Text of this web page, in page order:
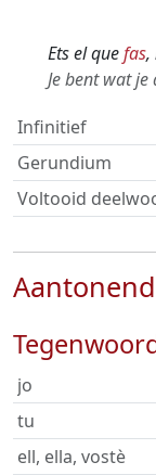
Ets el quefas,
Je bent wat
Infinitief
Gerundium
Voltooid
jo
tu
ell, ella, vostè